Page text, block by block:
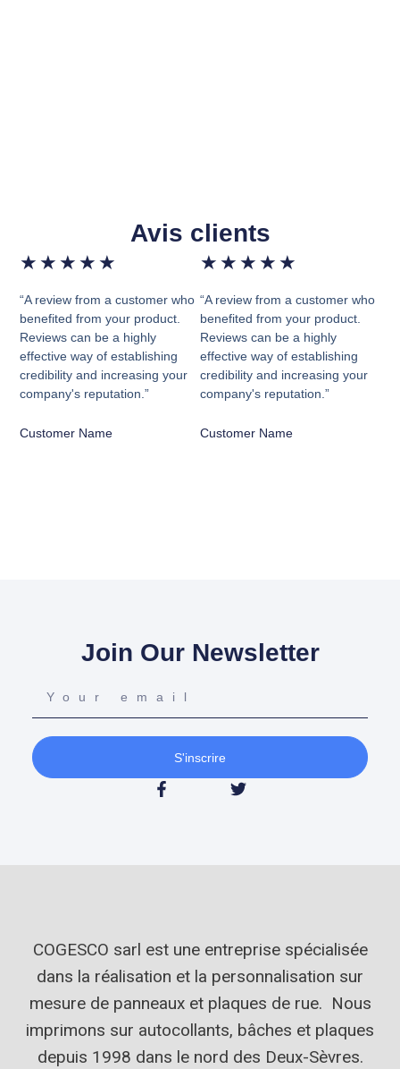
Avis clients
★ ★ ★ ★ ★
“A review from a customer who
benefited from your product.
Reviews can be a highly
effective way of establishing
credibility and increasing your
company's reputation.”
Customer Name
★ ★ ★ ★ ★
“A review from a customer who
benefited from your product.
Reviews can be a highly
effective way of establishing
credibility and increasing your
company's reputation.”
Customer Name
Join Our Newsletter
S'inscrire
COGESCO sarl est une entreprise spécialisée
dans la réalisation et la personnalisation sur
mesure de panneaux et plaques de rue. Nous
imprimons sur autocollants, bâches et plaques
depuis 1998 dans le nord des Deux-Sèvres.